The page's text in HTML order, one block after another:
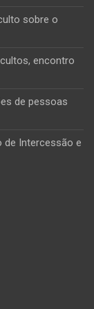
sobre o
encontro
de pessoas
de Intercessão e